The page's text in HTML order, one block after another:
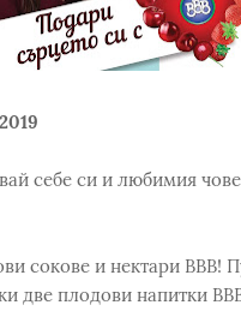
себе си и любимия
сокове и нектари ВВВ!
две плодови напитки